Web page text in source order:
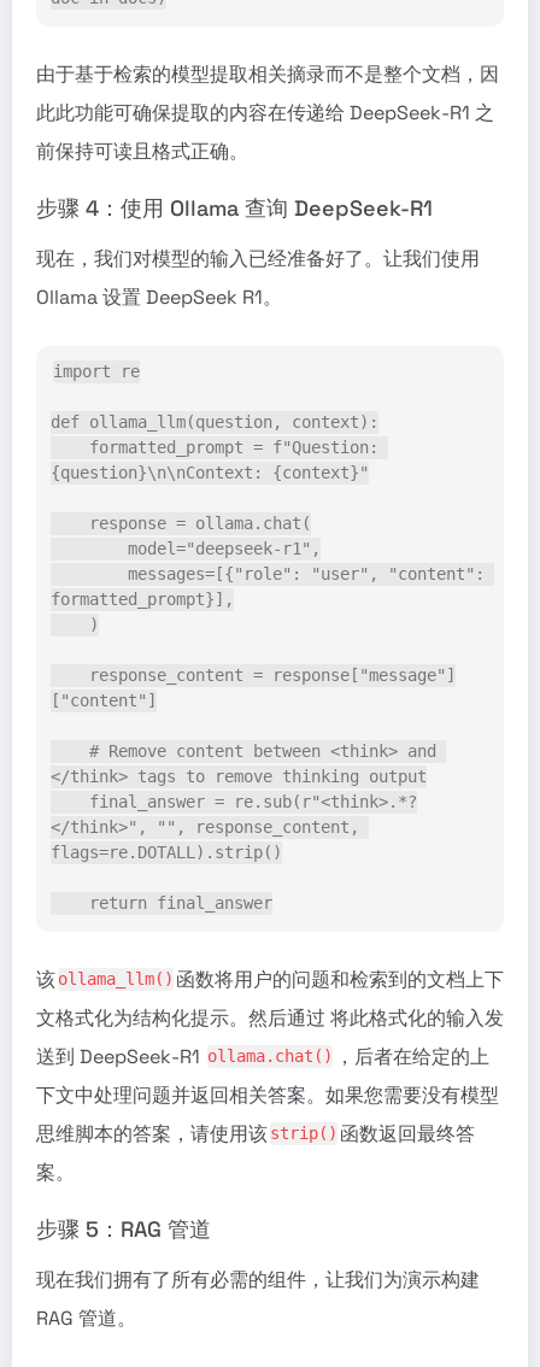
由于基于检索的模型提取相关摘录而不是整个文档，因
此此功能可确保提取的内容在传递给 DeepSeek-R1 之
前保持可读且格式正确。
步骤 4：使用 Ollama 查询 DeepSeek-R1
现在，我们对模型的输入已经准备好了。让我们使用
Ollama 设置 DeepSeek R1。
import re
def ollama_llm(question, context):
{question}\n\nContext: {context}"
    response = ollama.chat(
        model="deepseek-r1",
formatted_prompt}],
    )
["content"]
</think> tags to remove thinking output
</think>", "", response_content,
flags=re.DOTALL).strip()
    return final_answer
该ollama_llm() 函数将用户的问题和检索到的文档上下
文格式化为结构化提示。然后通过 将此格式化的输入发
送到 DeepSeek-R1 ollama.chat()
，后者在给定的上
下文中处理问题并返回相关答案。如果您需要没有模型
思维脚本的答案，请使用该strip() 函数返回最终答
案。
步骤 5：RAG 管道
现在我们拥有了所有必需的组件，让我们为演示构建
RAG 管道。